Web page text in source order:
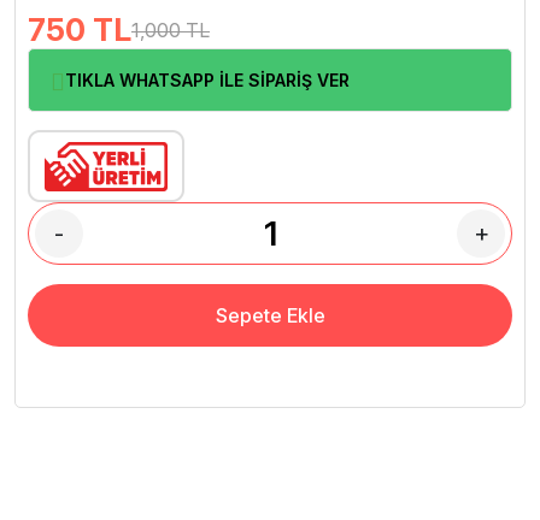
750 TL1,000 TL
TIKLA WHATSAPP İLE SİPARİŞ VER
- +
Sepete Ekle